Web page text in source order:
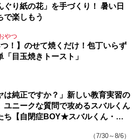
ぐり紙の花」を手づくり！ 暑い日
で楽しもう
やつ
つ！】のせて焼くだけ！包丁いらず
「目玉焼きトースト」
は純正ですか？」新しい教育実習の
ユニークな質問で攻めるスバルくん
ち【自閉症BOY★スバルくん・
（7/30～8/6）